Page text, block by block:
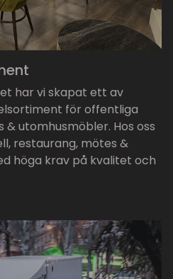
har vi skapat ett av
för offentliga
& utomhusmöbler. Hos oss
restaurang, mötes &
höga krav på kvalitet och